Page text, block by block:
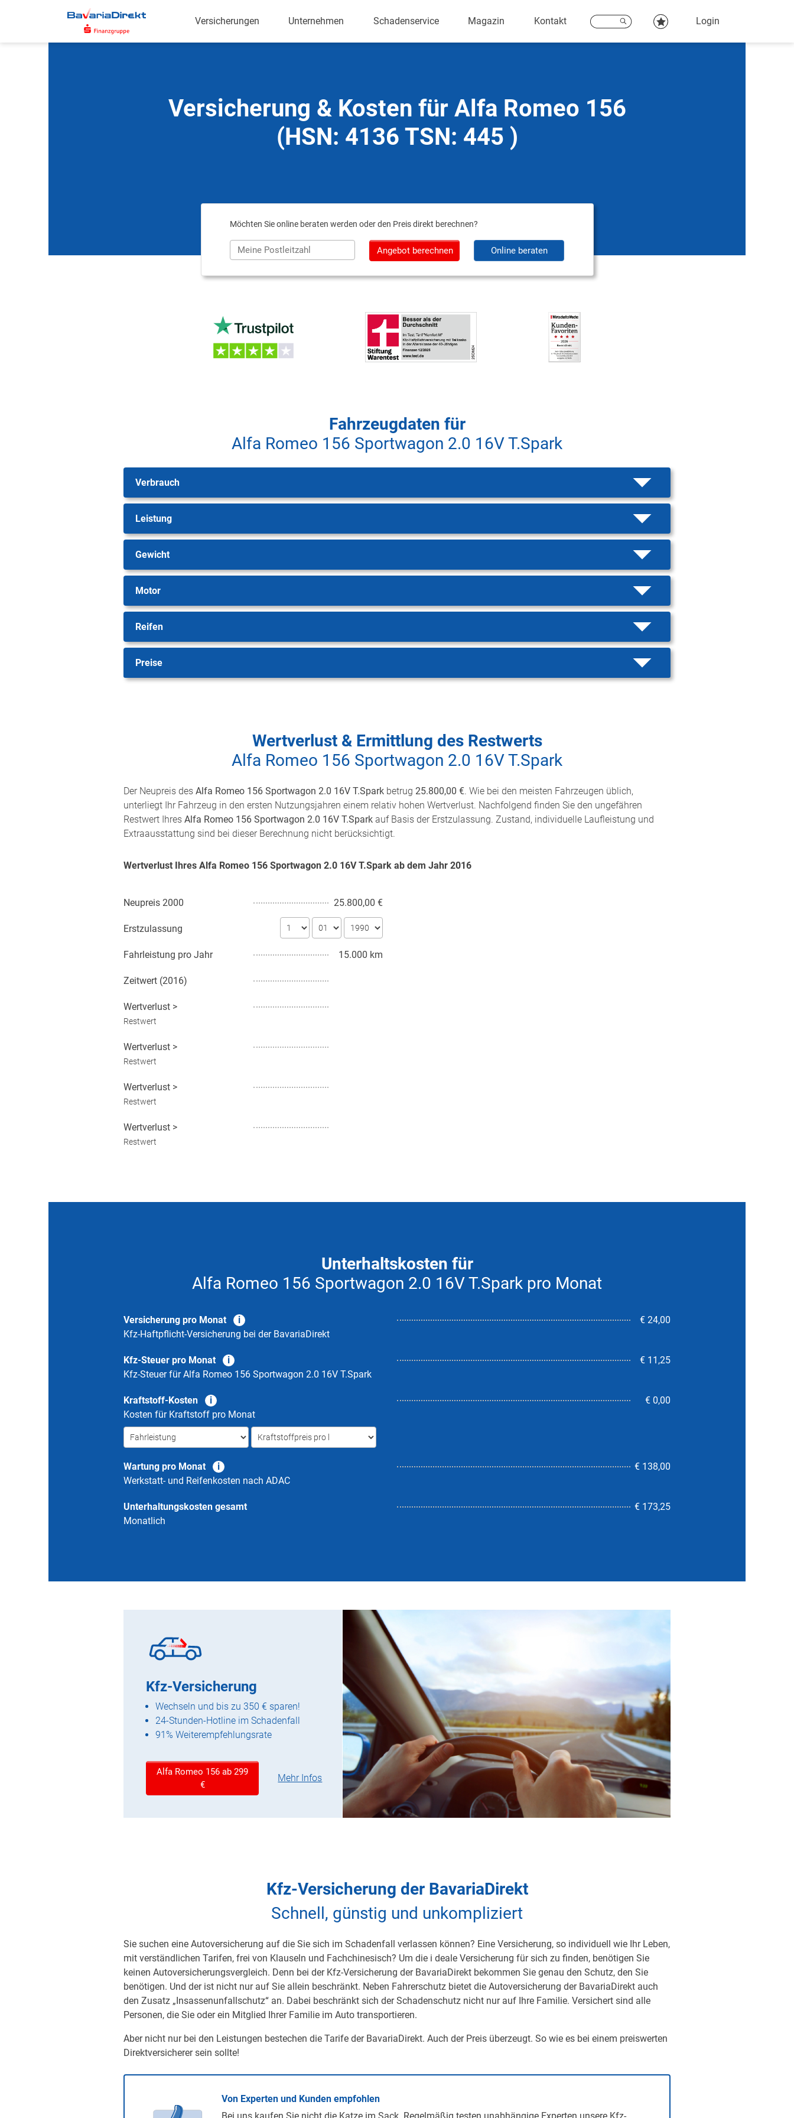
Versicherungen Unternehmen Schadenservice Magazin Kontakt Login
Versicherung & Kosten für Alfa Romeo 156
(HSN: 4136 TSN: 445 )
Möchten Sie online beraten werden oder den Preis direkt berechnen?
Angebot berechnen Online beraten
Fahrzeugdaten für
Alfa Romeo 156 Sportwagon 2.0 16V T.Spark
Verbrauch
Leistung
Gewicht
Motor
Reifen
Preise
Wertverlust & Ermittlung des Restwerts
Alfa Romeo 156 Sportwagon 2.0 16V T.Spark
Der Neupreis des Alfa Romeo 156 Sportwagon 2.0 16V T.Spark betrug 25.800,00 €. Wie bei den meisten Fahrzeugen üblich,
unterliegt Ihr Fahrzeug in den ersten Nutzungsjahren einem relativ hohen Wertverlust. Nachfolgend finden Sie den ungefähren
Restwert Ihres Alfa Romeo 156 Sportwagon 2.0 16V T.Spark auf Basis der Erstzulassung. Zustand, individuelle Laufleistung und
Extraausstattung sind bei dieser Berechnung nicht berücksichtigt.
Wertverlust Ihres Alfa Romeo 156 Sportwagon 2.0 16V T.Spark ab dem Jahr 2016
Neupreis 2000 25.800,00 €
Erstzulassung
Fahrleistung pro Jahr 15.000 km
Zeitwert (2016)
Wertverlust >
Restwert
Wertverlust >
Restwert
Wertverlust >
Restwert
Wertverlust >
Restwert
Unterhaltskosten für
Alfa Romeo 156 Sportwagon 2.0 16V T.Spark pro Monat
Versicherung pro Monat
Kfz-Haftpflicht-Versicherung bei der BavariaDirekt
€ 24,00
Kfz-Steuer pro Monat
Kfz-Steuer fürAlfa Romeo 156 Sportwagon 2.0 16V T.Spark
€ 11,25
Kraftstoff-Kosten
Kosten für Kraftstoff pro Monat
€ 0,00
Wartung pro Monat
Werkstatt- und Reifenkosten nach ADAC
€ 138,00
Unterhaltungskosten gesamt
Monatlich
€ 173,259,0
Kfz-Versicherung
Wechseln und bis zu 350 € sparen!
24-Stunden-Hotline im Schadenfall
91% Weiterempfehlungsrate
Alfa Romeo 156 ab 299
€
Mehr Infos
Kfz-Versicherung der BavariaDirekt
Schnell, günstig und unkompliziert
Sie suchen eine Autoversicherung auf die Sie sich im Schadenfall verlassen können? Eine Versicherung, so individuell wie Ihr Leben,
mit verständlichen Tarifen, frei von Klauseln und Fachchinesisch? Um die i deale Versicherung für sich zu finden, benötigen Sie
keinen Autoversicherungsvergleich. Denn bei der Kfz-Versicherung der BavariaDirekt bekommen Sie genau den Schutz, den Sie
benötigen. Und der ist nicht nur auf Sie allein beschränkt. Neben Fahrerschutz bietet die Autoversicherung der BavariaDirekt auch
den Zusatz „Insassenunfallschutz“ an. Dabei beschränkt sich der Schadenschutz nicht nur auf Ihre Familie. Versichert sind alle
Personen, die Sie oder ein Mitglied Ihrer Familie im Auto transportieren.
Aber nicht nur bei den Leistungen bestechen die Tarife der BavariaDirekt. Auch der Preis überzeugt. So wie es bei einem preiswerten
Direktversicherer sein sollte!
Von Experten und Kunden empfohlen